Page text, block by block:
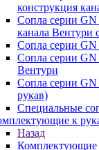
конструкция
Сопла серии GN
канала Вентури
Сопла серии
Сопла серии
Вентури
Сопла серии GN
рукав)
Специальные
к
Назад
Комплектующие